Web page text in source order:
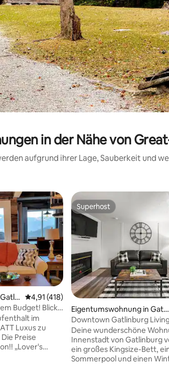
in der Nähe von
aufgrund ihrer Lage, Sauberkeit und
5, 142 Bewertungen
Durchschnittliche Bewertung: 4,91 von 5,
4,91 (418)
Budget! Blick
90 $
im
Luxus zu
Superhost
Superhost
Eigentumswohnung in Gatli
nburg
Downtown Gatlinburg
kostenlose Parkplätze!
Deine wunderschöne
Innenstadt von Gatlinburg
ein großes Kingsize-Bett,
Sommerpool und einen